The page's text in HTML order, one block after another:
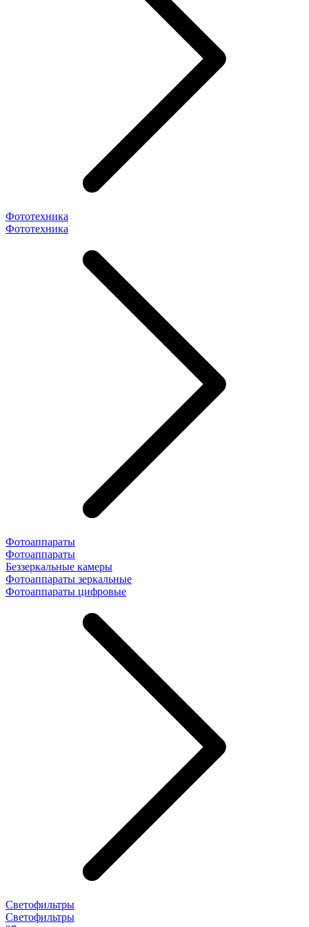
Фототехника
Фототехника
Фотоаппараты
Фотоаппараты
Беззеркальные камеры
Фотоаппараты зеркальные
Фотоаппараты цифровые
Светофильтры
Светофильтры